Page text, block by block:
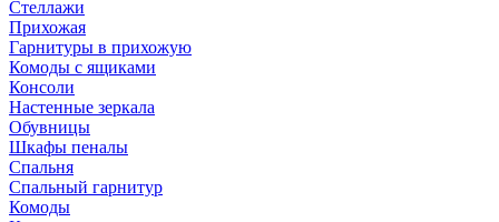
Стеллажи
Прихожая
Гарнитуры в прихожую
Комоды с ящиками
Консоли
Настенные зеркала
Обувницы
Шкафы пеналы
Спальня
Спальный гарнитур
Комоды